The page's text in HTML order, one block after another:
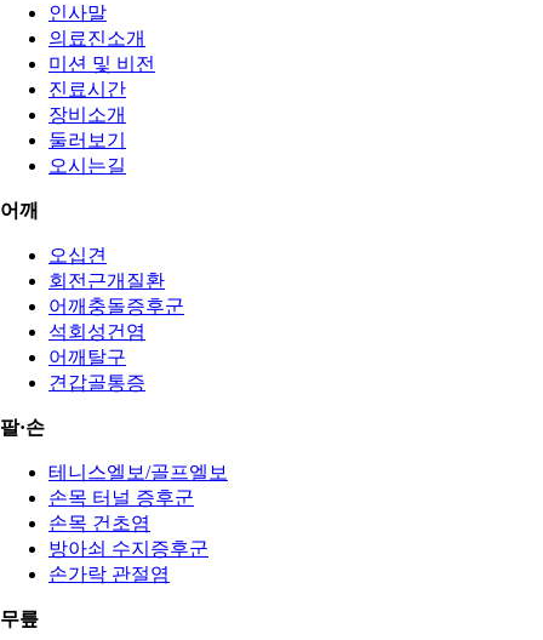
인사말
의료진소개
미션 및 비전
진료시간
장비소개
둘러보기
오시는길
어깨
오십견
회전근개질환
어깨충돌증후군
석회성건염
어깨탈구
견갑골통증
팔·손
테니스엘보/골프엘보
손목 터널 증후군
손목 건초염
방아쇠 수지증후군
손가락 관절염
무릎